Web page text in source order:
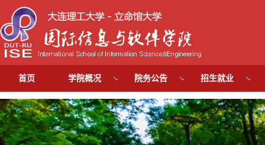
首页 学院概况 院务公告 招生就业